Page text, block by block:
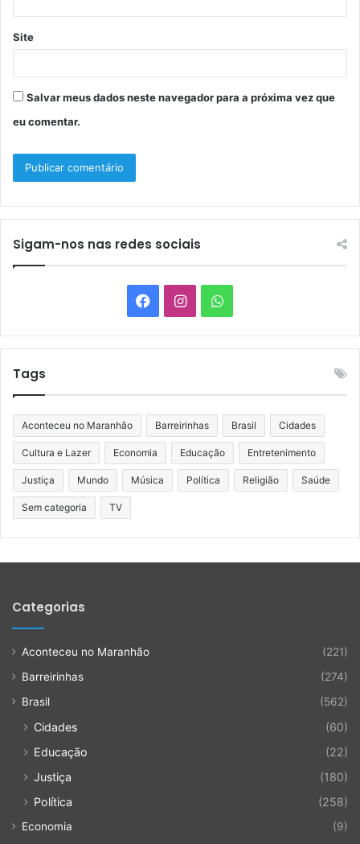
Site
Salvar meus dados neste navegador para a próxima vez que
eu comentar.
Sigam-nos nas redes sociais
FacebookInstagramWhatsApp
Tags
Aconteceu no Maranhão Barreirinhas Brasil Cidades
Cultura e Lazer Economia Educação Entretenimento
Justiça Mundo Música Política Religião Saúde
Sem categoria TV
Categorias
Aconteceu no Maranhão
(221)
Barreirinhas
(274)
Brasil
(562)
Cidades
(60)
Educação
(22)
Justiça
(180)
Política
(258)
Economia
(9)